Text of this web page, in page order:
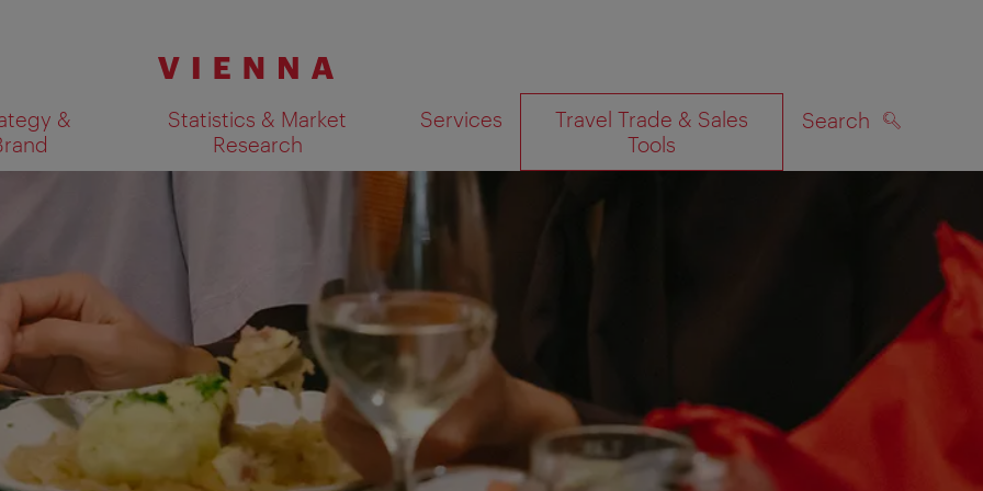
&
Statistics & Market
Research
Services
Travel Trade & Sales
Tools
Search
Show search results on map